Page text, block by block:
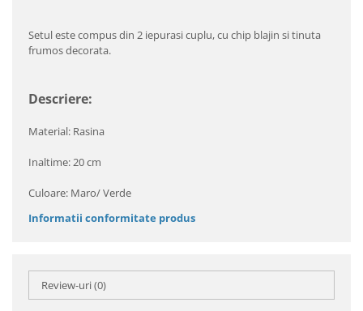
Setul este compus din 2 iepurasi cuplu, cu chip blajin si tinuta
frumos decorata.
Descriere:
Material: Rasina
Inaltime: 20 cm
Culoare: Maro/ Verde
Informatii conformitate produs
Review-uri(0)